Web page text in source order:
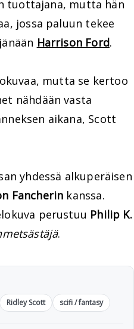
tuottajana, mutta hän
jossa paluun tekee
Harrison Ford.
mutta se kertoo
nähdään vasta
aikana, Scott
yhdessä alkuperäisen
Fancherin kanssa.
perustuu Philip K.
.
Ridley Scott scifi / fantasy